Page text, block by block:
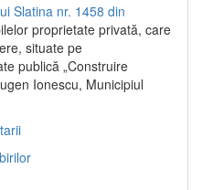
Slatina nr. 1458 din
proprietate privată, care
situate pe
publică „Construire
Ionescu, Municipiul